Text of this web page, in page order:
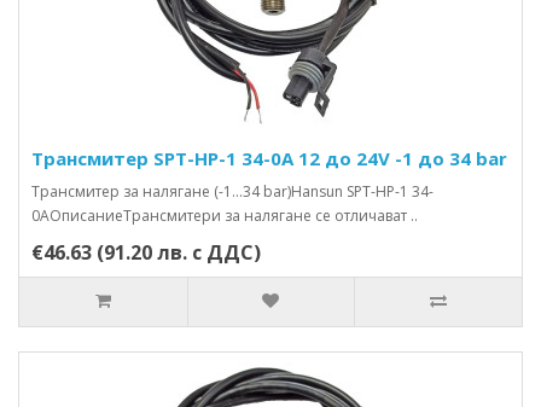
Трансмитер SPT-HP-1 34-0A 12 до 24V -1 до 34 bar
Трансмитер за налягане (-1…34 bar)Hansun SPT-HP-1 34-
0AОписаниеТрансмитери за налягане се отличават ..
€46.63 (91.20 лв. с ДДС)